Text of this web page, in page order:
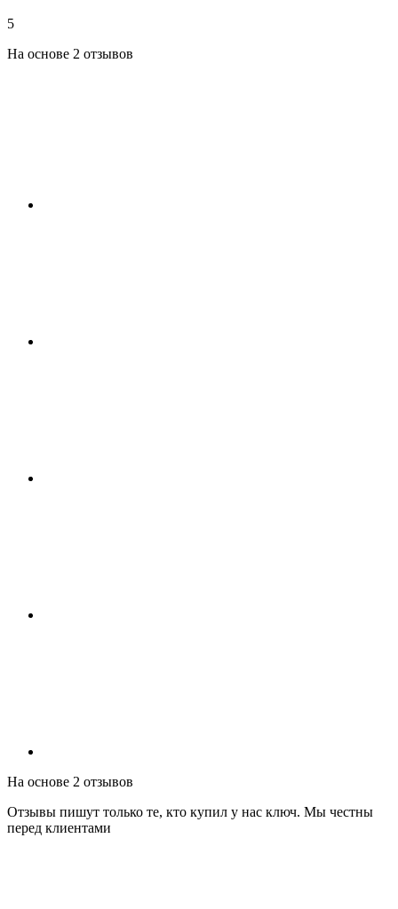
5
На основе 2 отзывов
На основе 2 отзывов
Отзывы пишут только те, кто купил у нас ключ. Мы честны
перед клиентами